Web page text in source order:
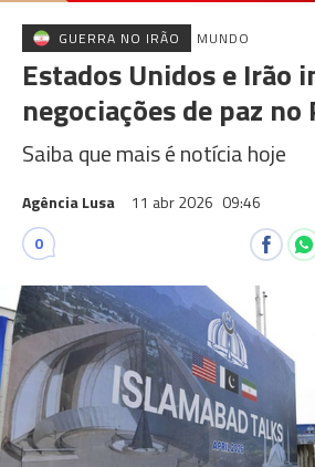
GUERRA NO IRÃO MUNDO
Estados Unidos e Irão
negociações de paz no
Saiba que mais é notícia hoje
Agência Lusa 11 abr 2026 09:46
0